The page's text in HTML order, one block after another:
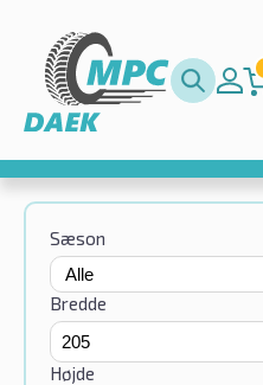
Sæson
Bredde
Højde